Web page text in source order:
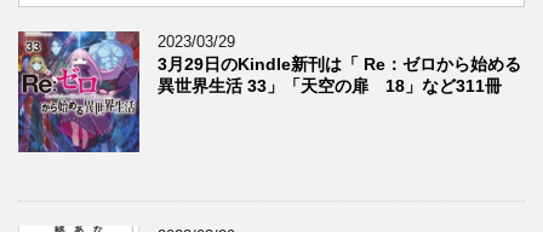
2023/03/29
3月29日のKindle新刊は「 Re：ゼロから始める
異世界生活 33」「天空の扉 18」など311冊